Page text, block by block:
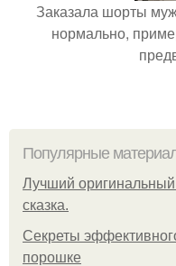
Заказала шорты
нормально,
Популярные
Лучший
сказка.
Секреты
порошке